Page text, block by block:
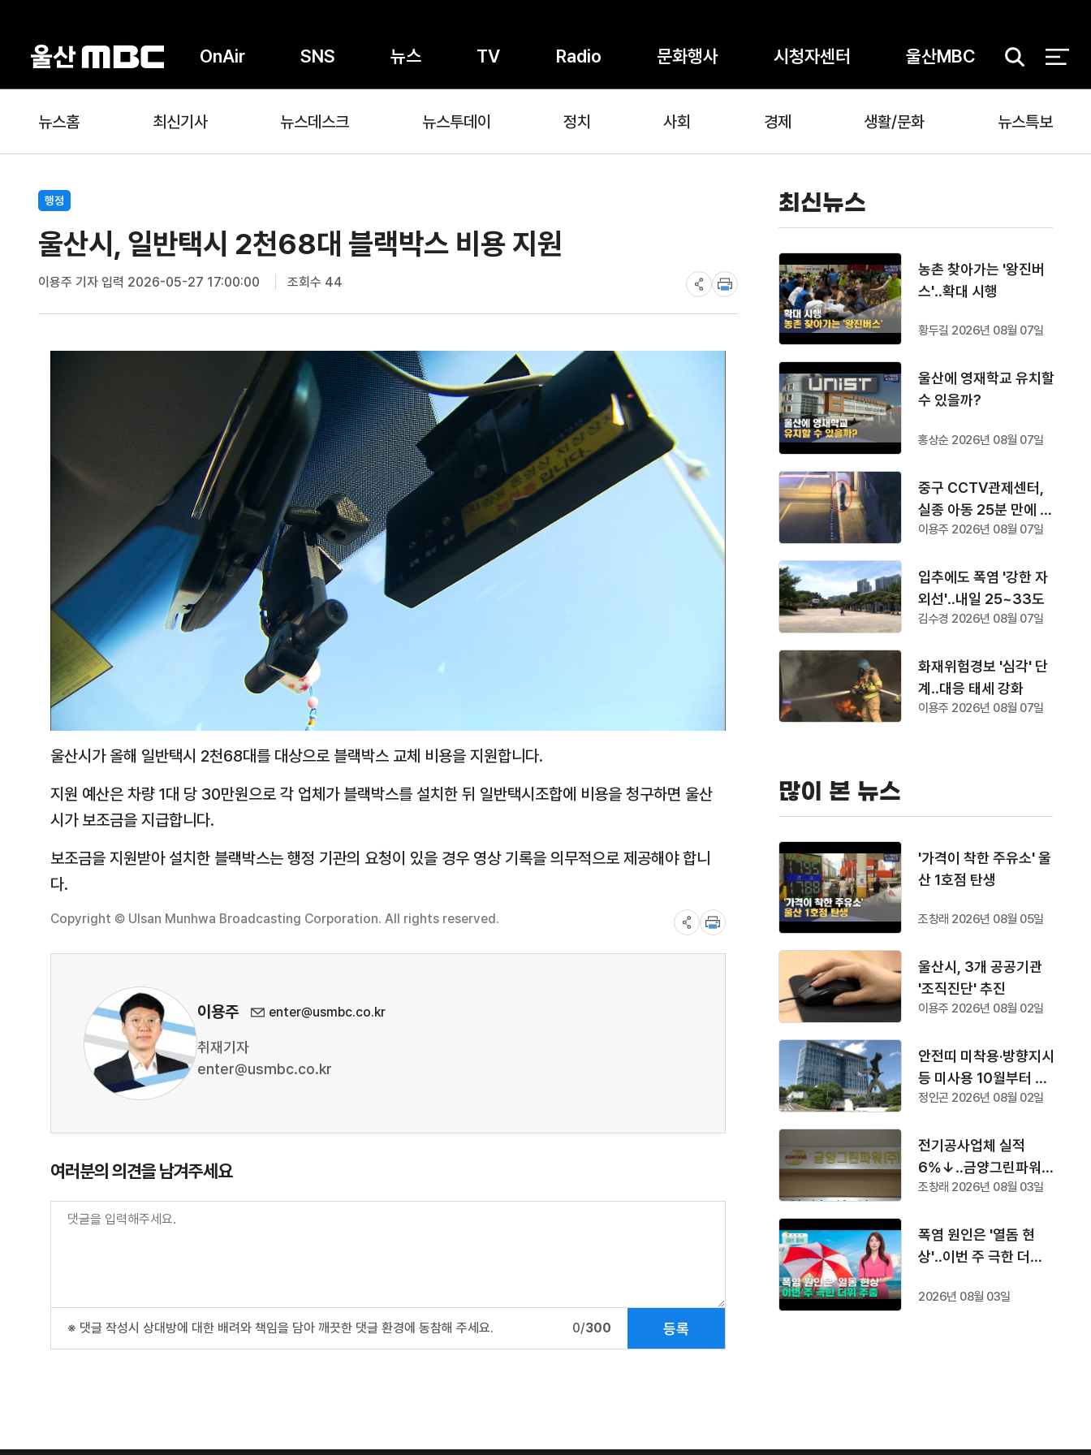
OnAir SNS 뉴스 TV Radio 문화행사 시청자센터 울산MBC
검
뉴스홈 최신기사 뉴스데스크 뉴스투데이 정치 사회 경제 생활/문화 뉴스특보
행정
울산시, 일반택시 2천68대 블랙박스 비용 지원
이용주 기자입력 2026-05-27 17:00:00 조회수 44
울산시가 올해 일반택시 2천68대를 대상으로 블랙박스 교체 비용을 지원합니다.
지원 예산은 차량 1대 당 30만원으로 각 업체가 블랙박스를 설치한 뒤 일반택시조합에 비용을 청구하면 울산
시가 보조금을 지급합니다.
보조금을 지원받아 설치한 블랙박스는 행정 기관의 요청이 있을 경우 영상 기록을 의무적으로 제공해야 합니
다.
Copyright © Ulsan Munhwa Broadcasting Corporation. All rights reserved.
이용주 enter@usmbc.co.kr
취재기자
enter@usmbc.co.kr
여러분의 의견을 남겨주세요
※ 댓글 작성시 상대방에 대한 배려와 책임을 담아 깨끗한 댓글 환경에 동참해 주세요. 0/300 등록
최신뉴스
농촌 찾아가는 '왕진버
스'‥확대 시행
황두길 2026년 08월 07일
울산에 영재학교 유치할
수 있을까?
홍상순 2026년 08월 07일
중구 CCTV관제센터,
실종 아동 25분 만에 찾
아
이용주 2026년 08월 07일
입추에도 폭염 '강한 자
외선'‥내일 25~33도
김수경 2026년 08월 07일
화재위험경보 '심각' 단
계‥대응 태세 강화
이용주 2026년 08월 07일
많이 본 뉴스
'가격이 착한 주유소' 울
산 1호점 탄생
조창래 2026년 08월 05일
울산시, 3개 공공기관
'조직진단' 추진
이용주 2026년 08월 02일
안전띠 미착용·방향지시
등 미사용 10월부터 단
속
정인곤 2026년 08월 02일
전기공사업체 실적
6%↓‥금양그린파워
'수주 1위'
조창래 2026년 08월 03일
폭염 원인은 '열돔 현
상'‥이번 주 극한 더위
2026년 08월 03일